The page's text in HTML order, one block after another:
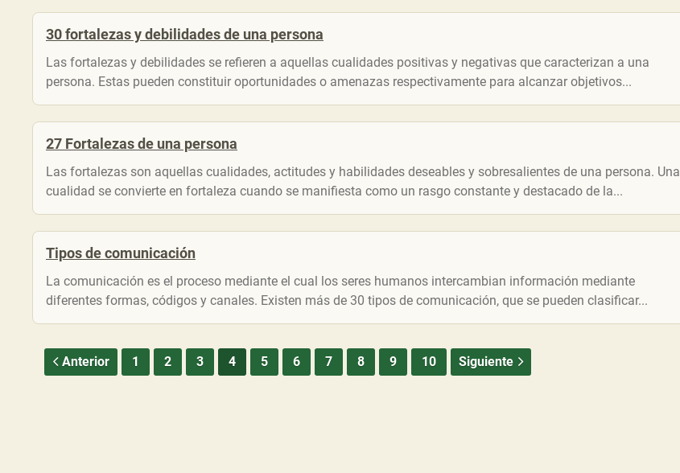
30 fortalezas y debilidades de una persona
Las fortalezas y debilidades se refieren a aquellas cualidades positivas y negativas que caracterizan a una
persona. Estas pueden constituir oportunidades o amenazas respectivamente para alcanzar objetivos...
27 Fortalezas de una persona
Las fortalezas son aquellas cualidades, actitudes y habilidades deseables y sobresalientes de una persona. Una
cualidad se convierte en fortaleza cuando se manifiesta como un rasgo constante y destacado de la...
Tipos de comunicación
La comunicación es el proceso mediante el cual los seres humanos intercambian información mediante
diferentes formas, códigos y canales. Existen más de 30 tipos de comunicación, que se pueden clasificar...
Anterior 1 2 3 4 5 6 7 8 9 10 Siguiente